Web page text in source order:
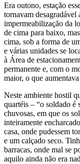
Era outono, estação
tornavam desagradável
impermeabilização da
de cima para baixo,
cima, sob a forma de
e várias unidades se
à Área de
permanente e, com o
maior, o que
Neste ambiente hostil
quartéis – “o soldado é
chuvosas, em que os
inteiramente
casa, onde pudessem
e um calçado seco.
barracas, onde mal se
aquilo ainda não era